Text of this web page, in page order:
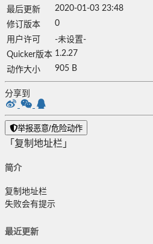
最后更新
2020-01-03 23:48
修订版本
0
用户许可
-未设置-
Quicker版本 1.2.27
动作大小
905 B
分享到
举报恶意/危险动作
「复制地址栏」
简介
复制地址栏
失败会有提示
最近更新